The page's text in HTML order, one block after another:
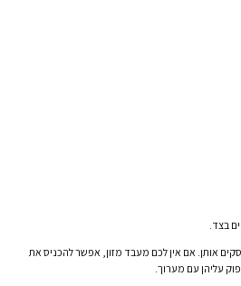
בצד.
אותן. אם אין לכם מעבד מזון, אפשר להכניס את
עליהן עם מערוך.